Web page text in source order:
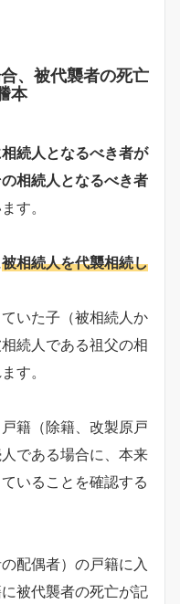
、被代襲者の死亡
本
続人となるべき者が
相続人となるべき者
す。
被相続人を代襲相続し
いた子（被相続人か
続人である祖父の相
す。
籍（除籍、改製原戸
である場合に、本来
いることを確認する
配偶者）の戸籍に入
被代襲者の死亡が記